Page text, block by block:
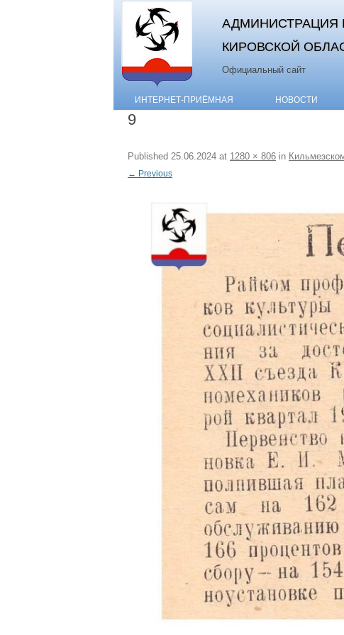
АДМИНИСТРАЦИЯ
КИРОВСКОЙ
Официальный сайт
ИНТЕРНЕТ-ПРИЁМНАЯ НОВОСТИ
9
Published 25.06.2024 at 1280 × 806 in
← Previous